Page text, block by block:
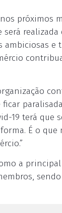
próximos
realizada
ambiciosas e
ficar
19 terá que
É o
a